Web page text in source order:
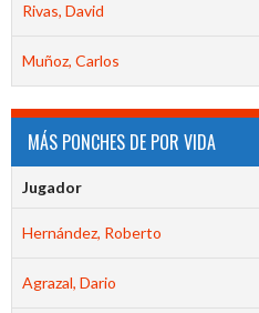
Rivas, David
Muñoz, Carlos
MÁS PONCHES DE POR VIDA
Jugador
Hernández, Roberto
Agrazal, Dario